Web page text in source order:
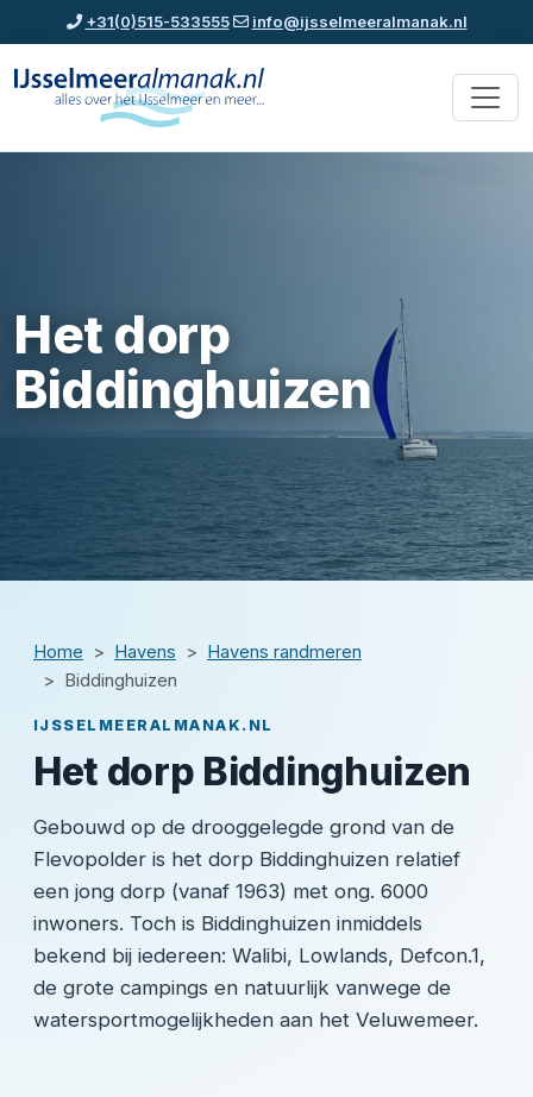
+31(0)515-533555 info@ijsselmeeralmanak.nl
Het dorp
Biddinghuizen
Home Havens
Havens randmeren
Biddinghuizen
IJSSELMEERALMANAK.NL
Het dorp Biddinghuizen
Gebouwd op de drooggelegde grond van de
Flevopolder is het dorp Biddinghuizen relatief
een jong dorp (vanaf 1963) met ong. 6000
inwoners. Toch is Biddinghuizen inmiddels
bekend bij iedereen: Walibi, Lowlands, Defcon.1,
de grote campings en natuurlijk vanwege de
watersportmogelijkheden aan het Veluwemeer.